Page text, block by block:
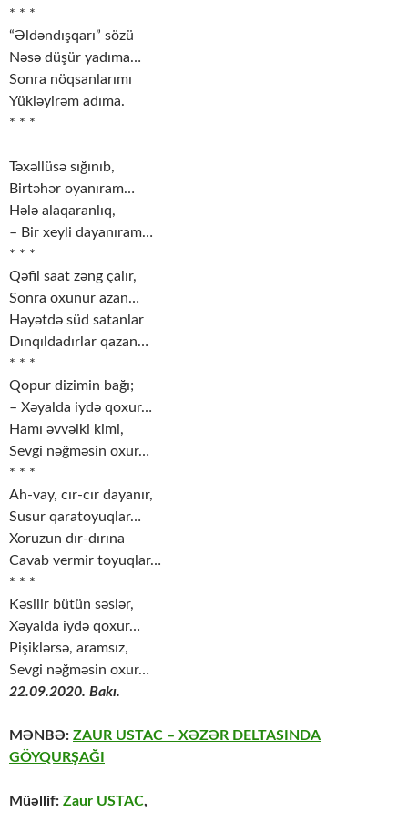
* * *
“Əldəndışqarı” sözü
Nəsə düşür yadıma…
Sonra nöqsanlarımı
Yükləyirəm adıma.
* * *
Təxəllüsə sığınıb,
Birtəhər oyanıram…
Hələ alaqaranlıq,
– Bir xeyli dayanıram…
* * *
Qəfil saat zəng çalır,
Sonra oxunur azan…
Həyətdə süd satanlar
Dınqıldadırlar qazan…
* * *
Qopur dizimin bağı;
– Xəyalda iydə qoxur…
Hamı əvvəlki kimi,
Sevgi nəğməsin oxur…
* * *
Ah-vay, cır-cır dayanır,
Susur qaratoyuqlar…
Xoruzun dır-dırına
Cavab vermir toyuqlar…
* * *
Kəsilir bütün səslər,
Xəyalda iydə qoxur…
Pişiklərsə, aramsız,
Sevgi nəğməsin oxur…
22.09.2020. Bakı.
MƏNBƏ: ZAUR USTAC – XƏZƏR DELTASINDA
GÖYQURŞAĞI
Müəllif: Zaur USTAC,